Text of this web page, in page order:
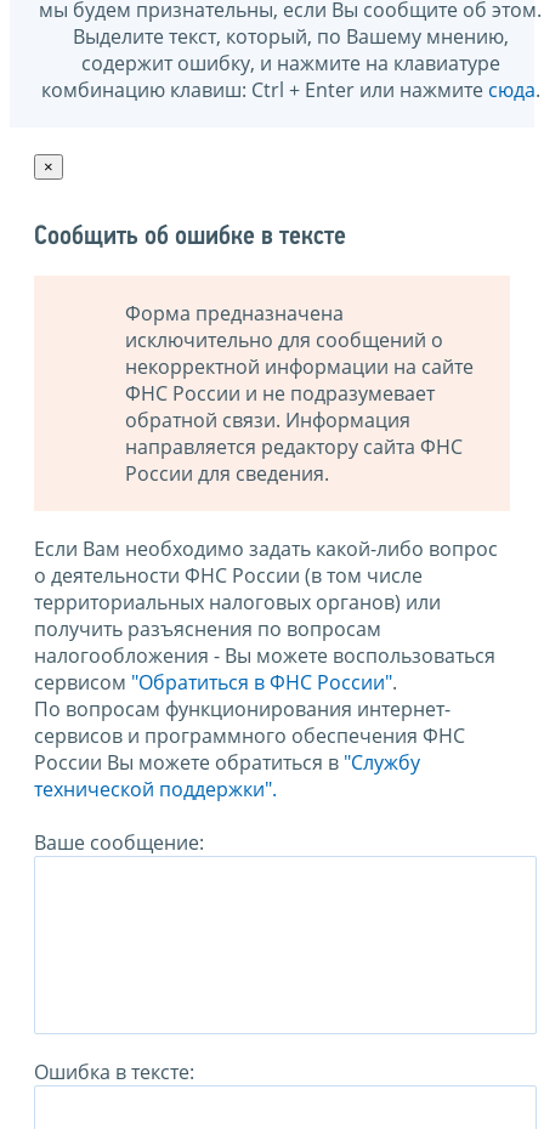
мы будем признательны, если Вы сообщите об этом.
Выделите текст, который, по Вашему мнению,
содержит ошибку, и нажмите на клавиатуре
комбинацию клавиш: Ctrl + Enter или нажмите сюда.
×
Сообщить об ошибке в тексте
Форма предназначена
исключительно для сообщений о
некорректной информации на сайте
ФНС России и не подразумевает
обратной связи. Информация
направляется редактору сайта ФНС
России для сведения.
Если Вам необходимо задать какой-либо вопрос
о деятельности ФНС России (в том числе
территориальных налоговых органов) или
получить разъяснения по вопросам
налогообложения - Вы можете воспользоваться
сервисом "Обратиться в ФНС России".
По вопросам функционирования интернет-
сервисов и программного обеспечения ФНС
России Вы можете обратиться в "Службу
технической поддержки".
Ваше сообщение:
Ошибка в тексте: